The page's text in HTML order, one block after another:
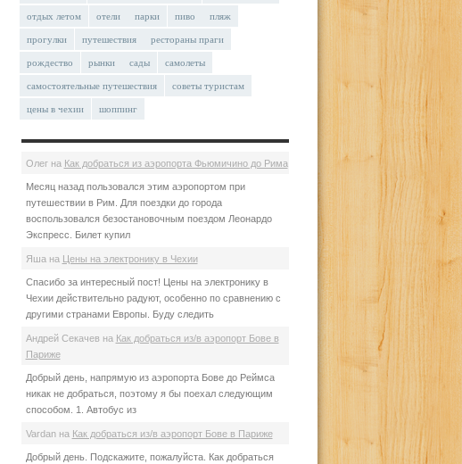
отдых летом отели парки пиво пляж
прогулки путешествия рестораны праги
рождество рынки сады самолеты
самостоятельные путешествия советы туристам
цены в чехии шоппинг
Олегна Как добраться из аэропорта Фьюмичино до Рима
Месяц назад пользовался этим аэропортом при
путешествии в Рим. Для поездки до города
воспользовался безостановочным поездом Леонардо
Экспресс. Билет купил
Яша на Цены на электронику в Чехии
Спасибо за интересный пост! Цены на электронику в
Чехии действительно радуют, особенно по сравнению с
другими странами Европы. Буду следить
Андрей Секачев на Как добраться из/в аэропорт Бове в
Париже
Добрый день, напрямую из аэропорта Бове до Реймса
никак не добраться, поэтому я бы поехал следующим
способом. 1. Автобус из
Vardanна Как добраться из/в аэропорт Бове в Париже
Добрый день. Подскажите, пожалуйста. Как добраться